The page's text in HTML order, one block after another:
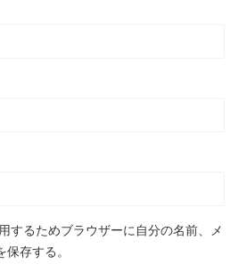
するためブラウザーに自分の名前、メ
存する。